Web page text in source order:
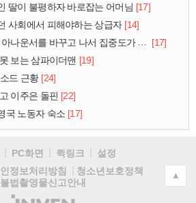
딸이 불평하자 바로잡는 어머님 [17]
사회에서 피해야하는 상급자 [14]
바꾸고 나서 집중도가 확 올라갔다는 한 아파트의 안내방송
[17]
보는 삼파이더맨 [19]
드 근황 [24]
이주은 돌핀 [22]
국 노동자 숙소 [17]
PC화면 퀵링크
설정
정보처리방침
청소년보호정책
불법촬영물신고안내
(주)
▲